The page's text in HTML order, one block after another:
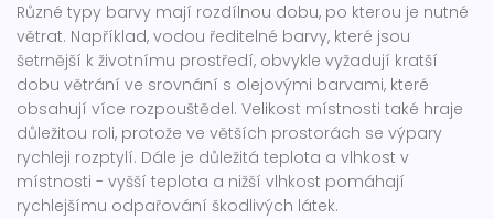
Různé typy barvy mají rozdílnou dobu, po kterou je nutné
větrat. Například, vodou ředitelné barvy, které jsou
šetrnější k životnímu prostředí, obvykle vyžadují kratší
dobu větrání ve srovnání s olejovými barvami, které
obsahují více rozpouštědel. Velikost místnosti také hraje
důležitou roli, protože ve větších prostorách se výpary
rychleji rozptylí. Dále je důležitá teplota a vlhkost v
místnosti - vyšší teplota a nižší vlhkost pomáhají
rychlejšímu odpařování škodlivých látek.